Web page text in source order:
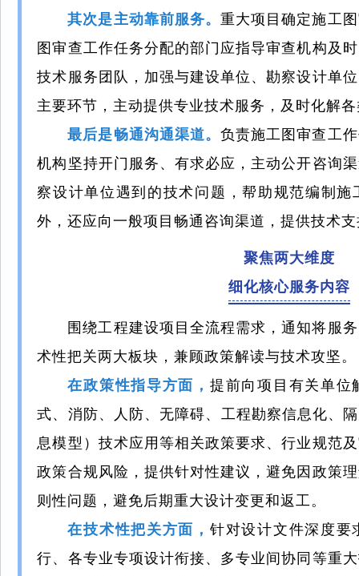
其次是主动靠前服务。重大项目确定施工
图审查工作任务分配的部门应指导审查机构及
技术服务团队，加强与建设单位、勘察设计单
主要环节，主动提供专业技术服务，及时化解
最后是畅通沟通渠道。负责施工图审查工
机构坚持开门服务、有求必应，主动公开咨询
察设计单位遇到的技术问题，帮助规范编制
外，还应向一般项目畅通咨询渠道，提供技术
聚焦两大维度
细化核心服务内容
围绕工程建设项目全流程需求，通知将服
术性把关两大板块，兼顾政策解读与技术攻坚。
在政策性指导方面， 提前向项目有关单位
式、消防、人防、无障碍、工程勘察信息化、
息模型）技术应用等相关政策要求、行业规范
政策合规风险，提供针对性建议，避免因政策
则性问题，避免后期重大设计变更和返工。
在技术性把关方面， 针对设计文件深度要
行、各专业专项设计衔接、多专业间协同等重